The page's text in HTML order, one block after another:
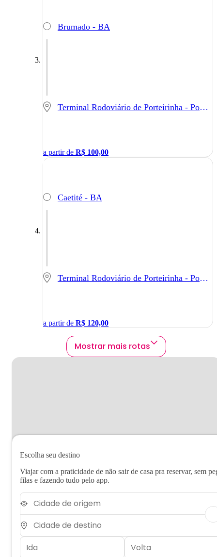
Brumado - BA
Terminal Rodoviário de Porteirinha - Porteirinha - MG
a partir de R$ 100,00
Caetité - BA
Terminal Rodoviário de Porteirinha - Porteirinha - MG
a partir de R$ 120,00
Mostrar mais rotas
Escolha seu destino
Viajar com a praticidade de não sair de casa pra reservar, sem
filas e fazendo tudo pelo app.